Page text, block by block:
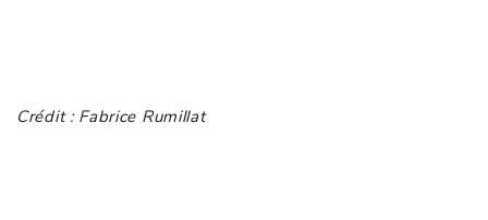
Crédit : Fabrice Rumillat